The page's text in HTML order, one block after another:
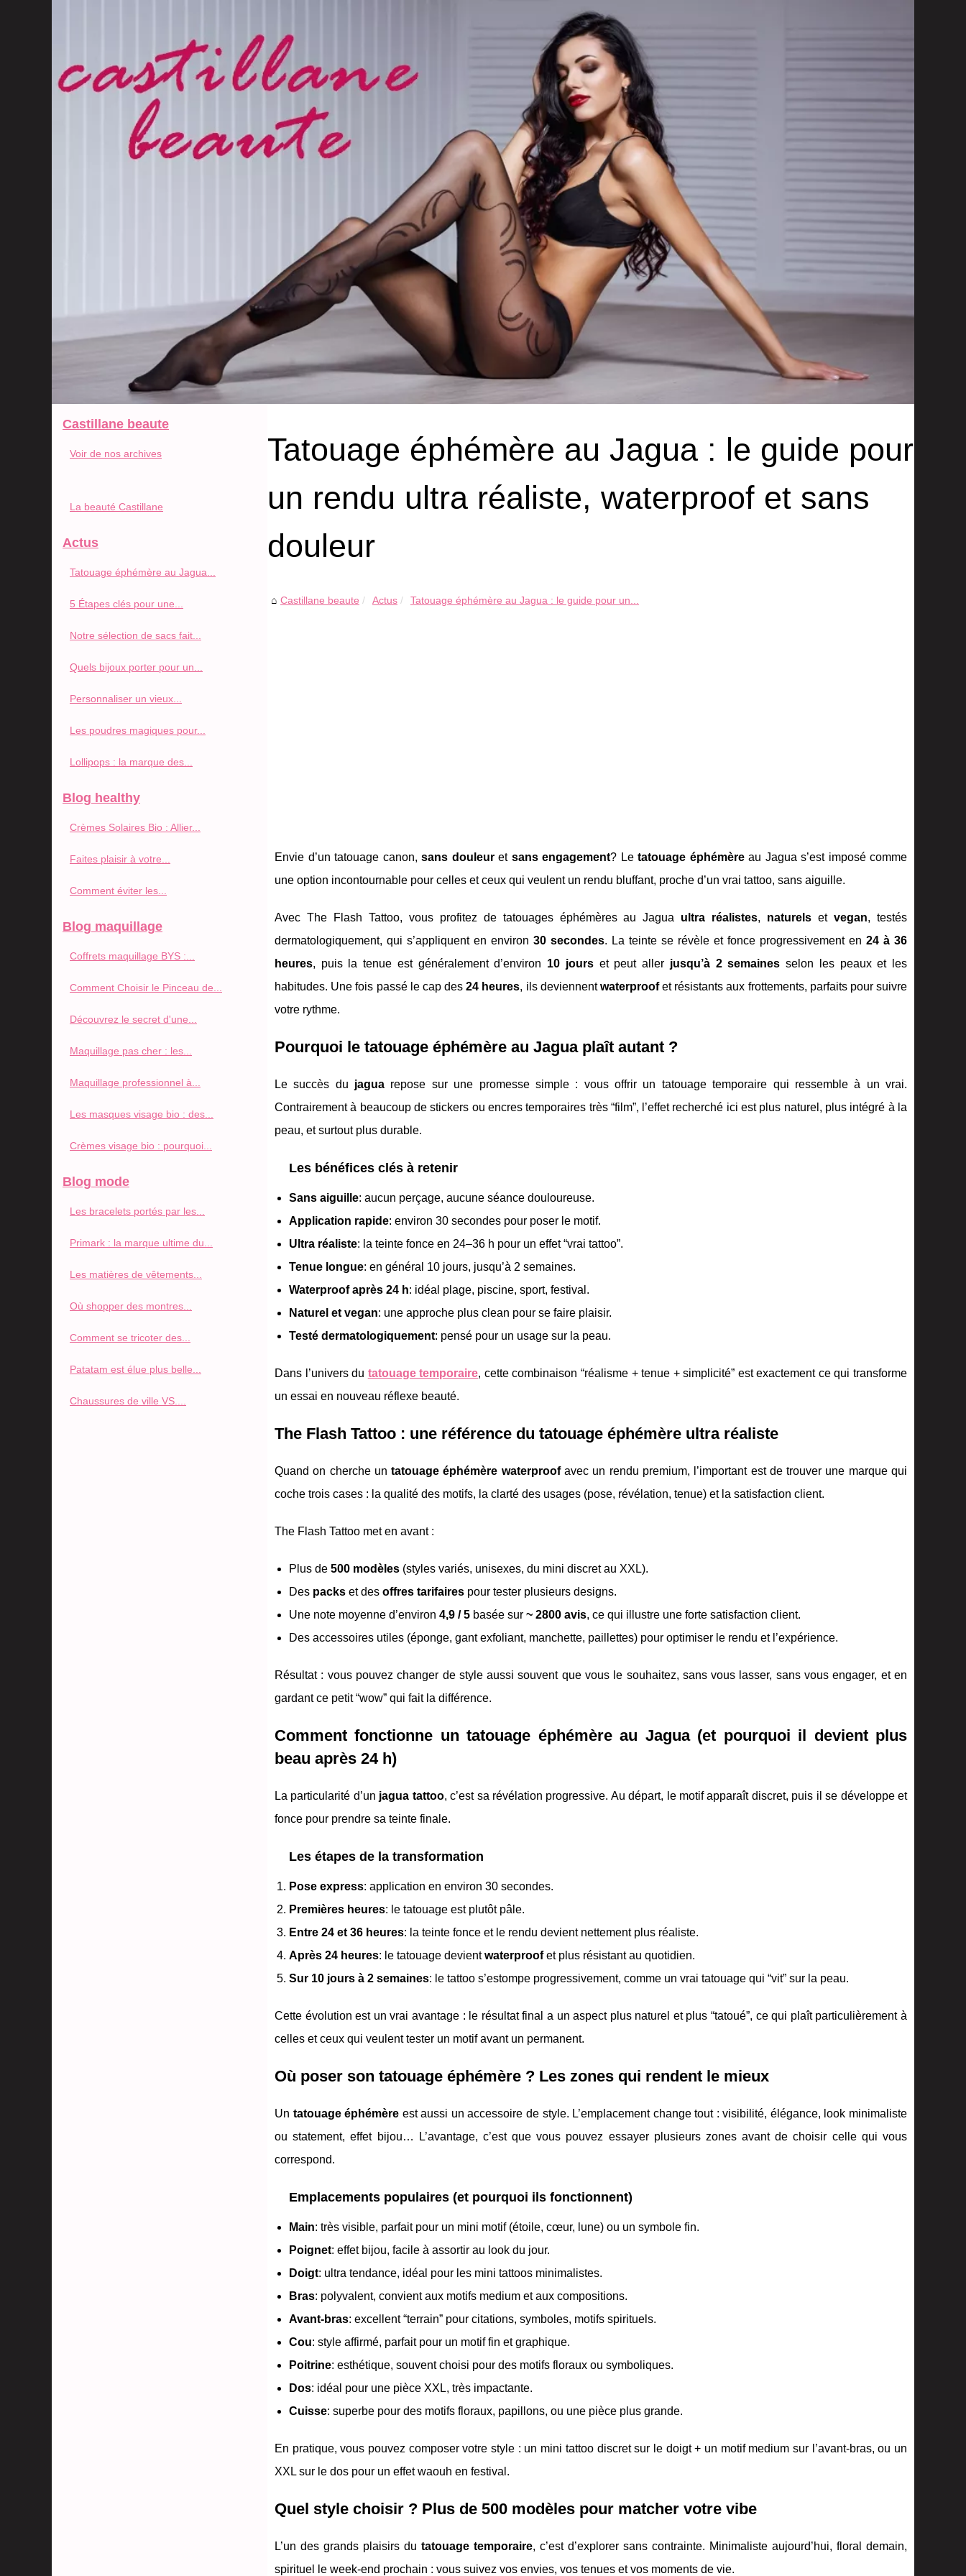
Tatouage éphémère au Jagua : le guide pour
un rendu ultra réaliste, waterproof et sans
douleur
Castillane beaute Actus Tatouage éphémère au Jagua : le guide pour un...
Envie d’un tatouage canon, sans douleuret sans engagement? Le tatouage éphémèreau Jagua s’est imposé comme
une option incontournable pour celles et ceux qui veulent un rendu bluffant, proche d’un vrai tattoo, sans aiguille.
Avec The Flash Tattoo, vous profitez de tatouages éphémères au Jagua ultra réalistes, naturels etvegan, testés
dermatologiquement, qui s’appliquent en environ 30 secondes. La teinte se révèle et fonce progressivement en 24 à 36
heures, puis la tenue est généralement d’environ 10 jourset peut aller jusqu’à 2 semaines selon les peaux et les
habitudes. Une fois passé le cap des24 heures, ils deviennentwaterproofet résistants aux frottements, parfaits pour suivre
votre rythme.
Pourquoi le tatouage éphémère au Jagua plaît autant ?
Le succès du jagua repose sur une promesse simple : vous offrir un tatouage temporaire qui ressemble à un vrai.
Contrairement à beaucoup de stickers ou encres temporaires très “film”, l’effet recherché ici est plus naturel, plus intégré à la
peau, et surtout plus durable.
Les bénéfices clés à retenir
Sans aiguille: aucun perçage, aucune séance douloureuse.
Application rapide: environ 30 secondes pour poser le motif.
Ultra réaliste: la teinte fonce en 24–36 h pour un effet “vrai tattoo”.
Tenue longue: en général 10 jours, jusqu’à 2 semaines.
Waterproof après 24 h: idéal plage, piscine, sport, festival.
Naturel et vegan: une approche plus clean pour se faire plaisir.
Testé dermatologiquement: pensé pour un usage sur la peau.
Dans l’univers du tatouage temporaire, cette combinaison “réalisme + tenue + simplicité” est exactement ce qui transforme
un essai en nouveau réflexe beauté.
The Flash Tattoo : une référence du tatouage éphémère ultra réaliste
Quand on cherche untatouage éphémère waterproofavec un rendu premium, l’important est de trouver une marque qui
coche trois cases : la qualité des motifs, la clarté des usages (pose, révélation, tenue) et la satisfaction client.
The Flash Tattoo met en avant :
Plus de 500 modèles (styles variés, unisexes, du mini discret au XXL).
Des packs et des offres tarifaires pour tester plusieurs designs.
Une note moyenne d’environ 4,9 / 5 basée sur ~ 2800 avis, ce qui illustre une forte satisfaction client.
Des accessoires utiles (éponge, gant exfoliant, manchette, paillettes) pour optimiser le rendu et l’expérience.
Résultat : vous pouvez changer de style aussi souvent que vous le souhaitez, sans vous lasser, sans vous engager, et en
gardant ce petit “wow” qui fait la différence.
Comment fonctionne un tatouage éphémère au Jagua (et pourquoi il devient plus
beau après 24 h)
La particularité d’un jagua tattoo, c’est sa révélation progressive. Au départ, le motif apparaît discret, puis il se développe et
fonce pour prendre sa teinte finale.
Les étapes de la transformation
Pose express: application en environ 30 secondes.
Premières heures: le tatouage est plutôt pâle.
Entre 24 et 36 heures: la teinte fonce et le rendu devient nettement plus réaliste.
Après 24 heures: le tatouage devientwaterproofet plus résistant au quotidien.
Sur 10 jours à 2 semaines: le tattoo s’estompe progressivement, comme un vrai tatouage qui “vit” sur la peau.
Cette évolution est un vrai avantage : le résultat final a un aspect plus naturel et plus “tatoué”, ce qui plaît particulièrement à
celles et ceux qui veulent tester un motif avant un permanent.
Où poser son tatouage éphémère ? Les zones qui rendent le mieux
Un tatouage éphémère est aussi un accessoire de style. L’emplacement change tout : visibilité, élégance, look minimaliste
ou statement, effet bijou… L’avantage, c’est que vous pouvez essayer plusieurs zones avant de choisir celle qui vous
correspond.
Emplacements populaires (et pourquoi ils fonctionnent)
Main: très visible, parfait pour un mini motif (étoile, cœur, lune) ou un symbole fin.
Poignet: effet bijou, facile à assortir au look du jour.
Doigt: ultra tendance, idéal pour les mini tattoos minimalistes.
Bras: polyvalent, convient aux motifs medium et aux compositions.
Avant-bras: excellent “terrain” pour citations, symboles, motifs spirituels.
Cou: style affirmé, parfait pour un motif fin et graphique.
Poitrine: esthétique, souvent choisi pour des motifs floraux ou symboliques.
Dos: idéal pour une pièce XXL, très impactante.
Cuisse: superbe pour des motifs floraux, papillons, ou une pièce plus grande.
En pratique, vous pouvez composer votre style : un mini tattoo discret sur le doigt + un motif medium sur l’avant-bras, ou un
XXL sur le dos pour un effet waouh en festival.
Quel style choisir ? Plus de 500 modèles pour matcher votre vibe
L’un des grands plaisirs du tatouage temporaire, c’est d’explorer sans contrainte. Minimaliste aujourd’hui, floral demain,
spirituel le week-end prochain : vous suivez vos envies, vos tenues et vos moments de vie.
Castillane beaute
Voir de nos archives
La beauté Castillane
Actus
Tatouage éphémère au Jagua...
5 Étapes clés pour une...
Notre sélection de sacs fait...
Quels bijoux porter pour un...
Personnaliser un vieux...
Les poudres magiques pour...
Lollipops : la marque des...
Blog healthy
Crèmes Solaires Bio : Allier...
Faites plaisir à votre...
Comment éviter les...
Blog maquillage
Coffrets maquillage BYS :...
Comment Choisir le Pinceau de...
Découvrez le secret d'une...
Maquillage pas cher : les...
Maquillage professionnel à...
Les masques visage bio : des...
Crèmes visage bio : pourquoi...
Blog mode
Les bracelets portés par les...
Primark : la marque ultime du...
Les matières de vêtements...
Où shopper des montres...
Comment se tricoter des...
Patatam est élue plus belle...
Chaussures de ville VS....